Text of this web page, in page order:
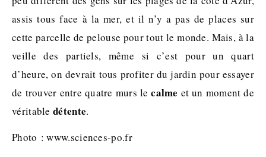
assis tous face à la mer, et il n’y a pas de places sur
cette parcelle de pelouse pour tout le monde. Mais, à la
veille des partiels, même si c’est pour un quart
d’heure, on devrait tous profiter du jardin pour essayer
de trouver entre quatre murs lecalme et un moment de
véritable détente.
Photo : www.sciences-po.fr